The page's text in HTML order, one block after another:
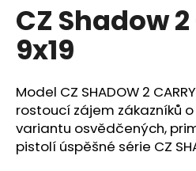
produktu
je
0,0
z
hvězdiček.
CZ Shadow 2
9x19
Model CZ SHADOW 2
rostoucí zájem zákazníků
variantu osvědčených,
pistolí úspěšné série CZ
D